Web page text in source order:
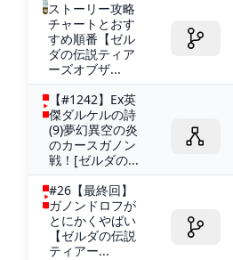
ストーリー攻略
チャートとおす
すめ順番【ゼル
ダの伝説ティア
ーズオブザ...
【#1242】Ex英
傑ダルケルの詩
(9)夢幻異空の炎
のカースガノン
戦！[ゼルダの...
#26【最終回】
ガノンドロフが
とにかくやばい
【ゼルダの伝説
ティアー...